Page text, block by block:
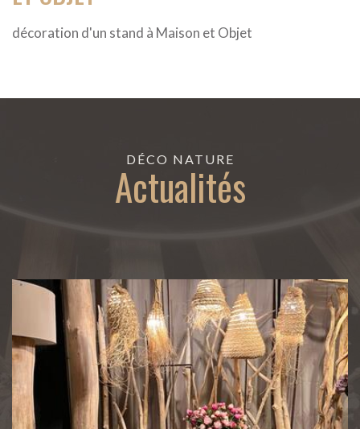
décoration d'un stand à Maison et Objet
DÉCO NATURE
Actualités